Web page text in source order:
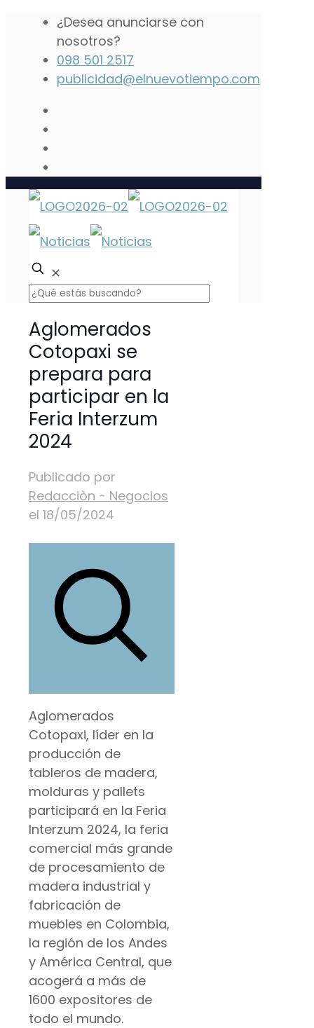
¿Desea anunciarse con
nosotros?
098 501 2517
publicidad@elnuevotiempo.com
✕
Aglomerados
Cotopaxi se
prepara para
participar en la
Feria Interzum
2024
Publicado por
Redacciòn - Negocios
el 18/05/2024
Aglomerados
Cotopaxi, líder en la
producción de
tableros de madera,
molduras y pallets
participará en la Feria
Interzum 2024, la feria
comercial más grande
de procesamiento de
madera industrial y
fabricación de
muebles en Colombia,
la región de los Andes
y América Central, que
acogerá a más de
1600 expositores de
todo el mundo.